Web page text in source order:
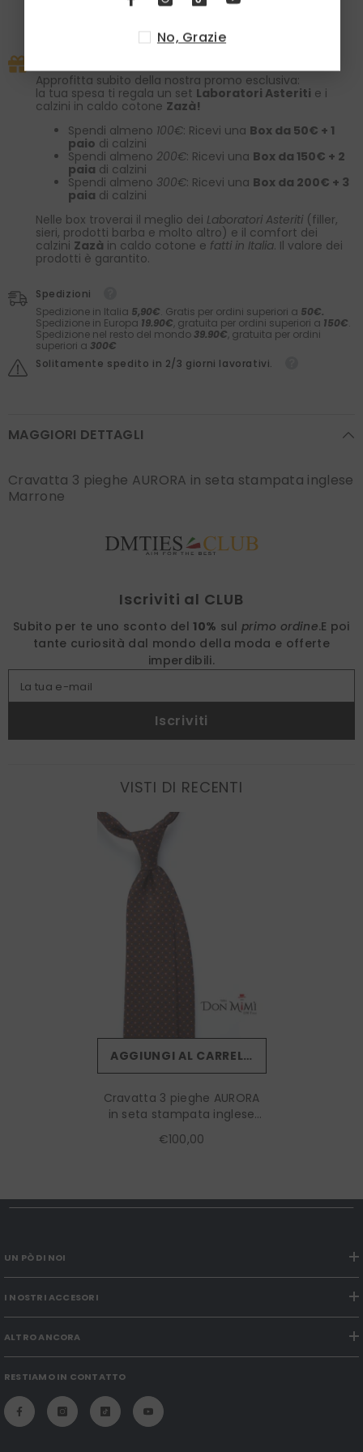
Di solito pronto in 2 ore
Visualizza le informazioni del negozio
Approfitta subito della nostra promo esclusiva:
la tua spesa ti regala un set Laboratori Asteriti e i
calzini in caldo cotone Zazà!
Spendi almeno 100€: Ricevi una Box da 50€ + 1
paio di calzini
Spendi almeno 200€: Ricevi una Box da 150€ + 2
paia di calzini
Spendi almeno 300€: Ricevi una Box da 200€ + 3
paia di calzini
Nelle box troverai il meglio dei Laboratori Asteriti (filler,
sieri, prodotti barba e molto altro) e il comfort dei
calzini Zazà in caldo cotone e fatti in Italia. Il valore dei
prodotti è garantito.
Spedizioni
Spedizione in Italia 5,90€. Gratis per ordini superiori a 50€.
Spedizione in Europa 19.90€, gratuita per ordini superiori a 150€.
Spedizione nel resto del mondo 39.90€, gratuita per ordini
superiori a 300€
Solitamente spedito in 2/3 giorni lavorativi.
MAGGIORI DETTAGLI
Cravatta 3 pieghe AURORA in seta stampata inglese
Marrone
Iscriviti al CLUB
Subito per te uno sconto del 10% sulprimo ordine.E poi
tante curiosità dal mondo della moda e offerte
imperdibili.
La tua e-mail
Iscriviti
VISTI DI RECENTI
AGGIUNGI AL CARRELLO
Cravatta 3 pieghe AURORA
in seta stampata inglese
€100,00
UN PÒ DI NOI
I NOSTRI ACCESORI
ALTRO ANCORA
RESTIAMO IN CONTATTO
No, Grazie